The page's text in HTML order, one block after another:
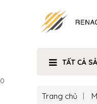
TẤT CẢ
0
Trang chủ